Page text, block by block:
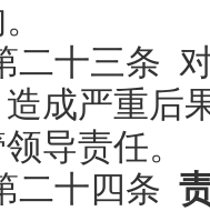
二十三条
成严重后
导责任。
二十四条